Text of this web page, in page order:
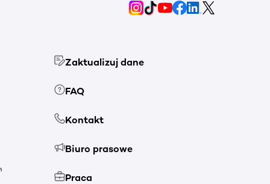
Zaktualizuj dane
FAQ
Kontakt
Biuro prasowe
Praca